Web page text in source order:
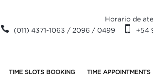
Horario de
 (011) 4371-1063 / 2096 / 0499  +54
TIME SLOTS BOOKING TIME APPOINTMENTS